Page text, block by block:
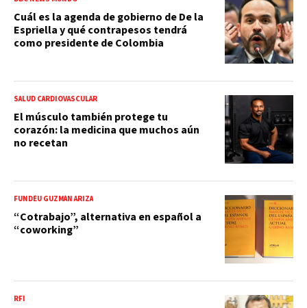
Cuál es la agenda de gobierno de De la
Espriella y qué contrapesos tendrá
como presidente de Colombia
SALUD CARDIOVASCULAR
El músculo también protege tu
corazón: la medicina que muchos aún
no recetan
FUNDÉU GUZMÁN ARIZA
“Cotrabajo”, alternativa en español a
“coworking”
RFI